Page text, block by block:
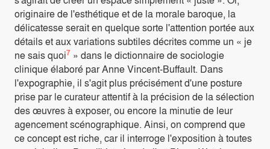
originaire de l'esthétique et de la morale baroque, la
délicatesse serait en quelque sorte l'attention portée aux
détails et aux variations subtiles décrites comme un « je
ne sais quoi7 » dans le dictionnaire de sociologie
clinique élaboré par Anne Vincent-Buffault. Dans
l'expographie, il s'agit plus précisément d'une posture
prise par le curateur attentif à la précision de la sélection
des œuvres à exposer, ou encore la minutie de leur
agencement scénographique. Ainsi, on comprend que
ce concept est riche, car il interroge l'exposition à toutes